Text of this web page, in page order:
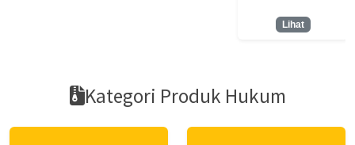
Lihat
Kategori Produk Hukum